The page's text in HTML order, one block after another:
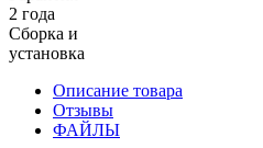
2 года
Сборка и
установка
Описание товара
Отзывы
ФАЙЛЫ